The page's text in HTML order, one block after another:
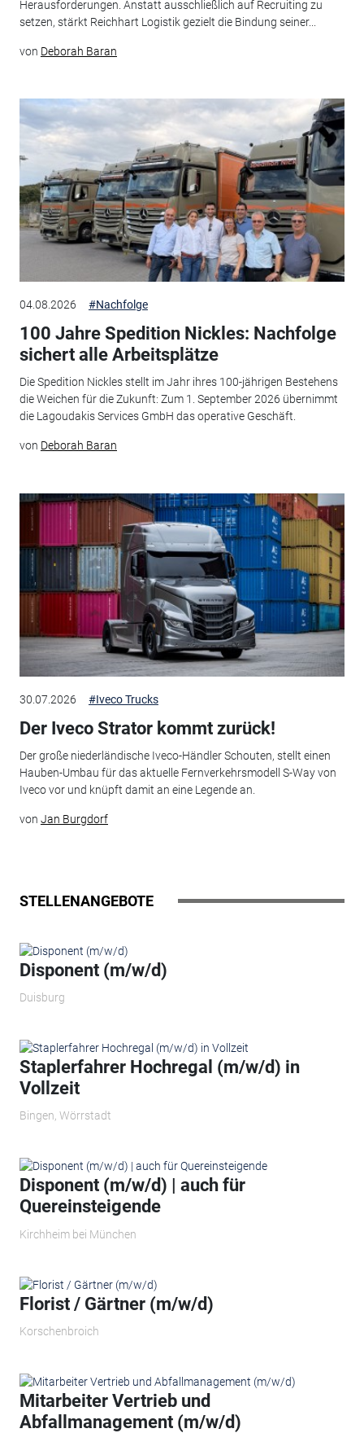
Herausforderungen. Anstatt ausschließlich auf Recruiting zu
setzen, stärkt Reichhart Logistik gezielt die Bindung seiner...
von Deborah Baran
04.08.2026 #Nachfolge
100 Jahre Spedition Nickles: Nachfolge
sichert alle Arbeitsplätze
Die Spedition Nickles stellt im Jahr ihres 100-jährigen Bestehens
die Weichen für die Zukunft: Zum 1. September 2026 übernimmt
die Lagoudakis Services GmbH das operative Geschäft.
von Deborah Baran
30.07.2026 #Iveco Trucks
Der Iveco Strator kommt zurück!
Der große niederländische Iveco-Händler Schouten, stellt einen
Hauben-Umbau für das aktuelle Fernverkehrsmodell S-Way von
Iveco vor und knüpft damit an eine Legende an.
von Jan Burgdorf
STELLENANGEBOTE
Disponent (m/w/d)
Duisburg
Staplerfahrer Hochregal (m/w/d) in
Vollzeit
Bingen, Wörrstadt
Disponent (m/w/d) | auch für
Quereinsteigende
Kirchheim bei München
Florist / Gärtner (m/w/d)
Korschenbroich
Mitarbeiter Vertrieb und
Abfallmanagement (m/w/d)